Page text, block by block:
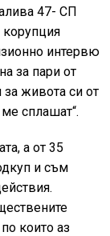
47- СП
интервю
за пари от
за живота си от
сплашат“.
а от 35
и съм
които аз